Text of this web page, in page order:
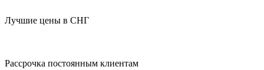
Лучшие цены в СНГ
Рассрочка постоянным клиентам